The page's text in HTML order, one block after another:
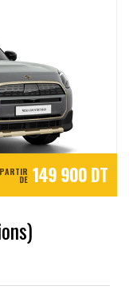
DE 149 900 DT